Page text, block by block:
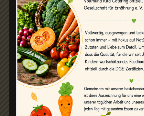
Nutzer diese nach mehreren
Ebenso können in einem solchen
Interessen der Nutzer
Reichweitenmessung oder
verwendet werden. Als „Third-
werden Cookies von anderen
Verantwortlichen, der das
bezeichnet (andernfalls, wenn es
Cookies sind spricht man von
Cookies“).